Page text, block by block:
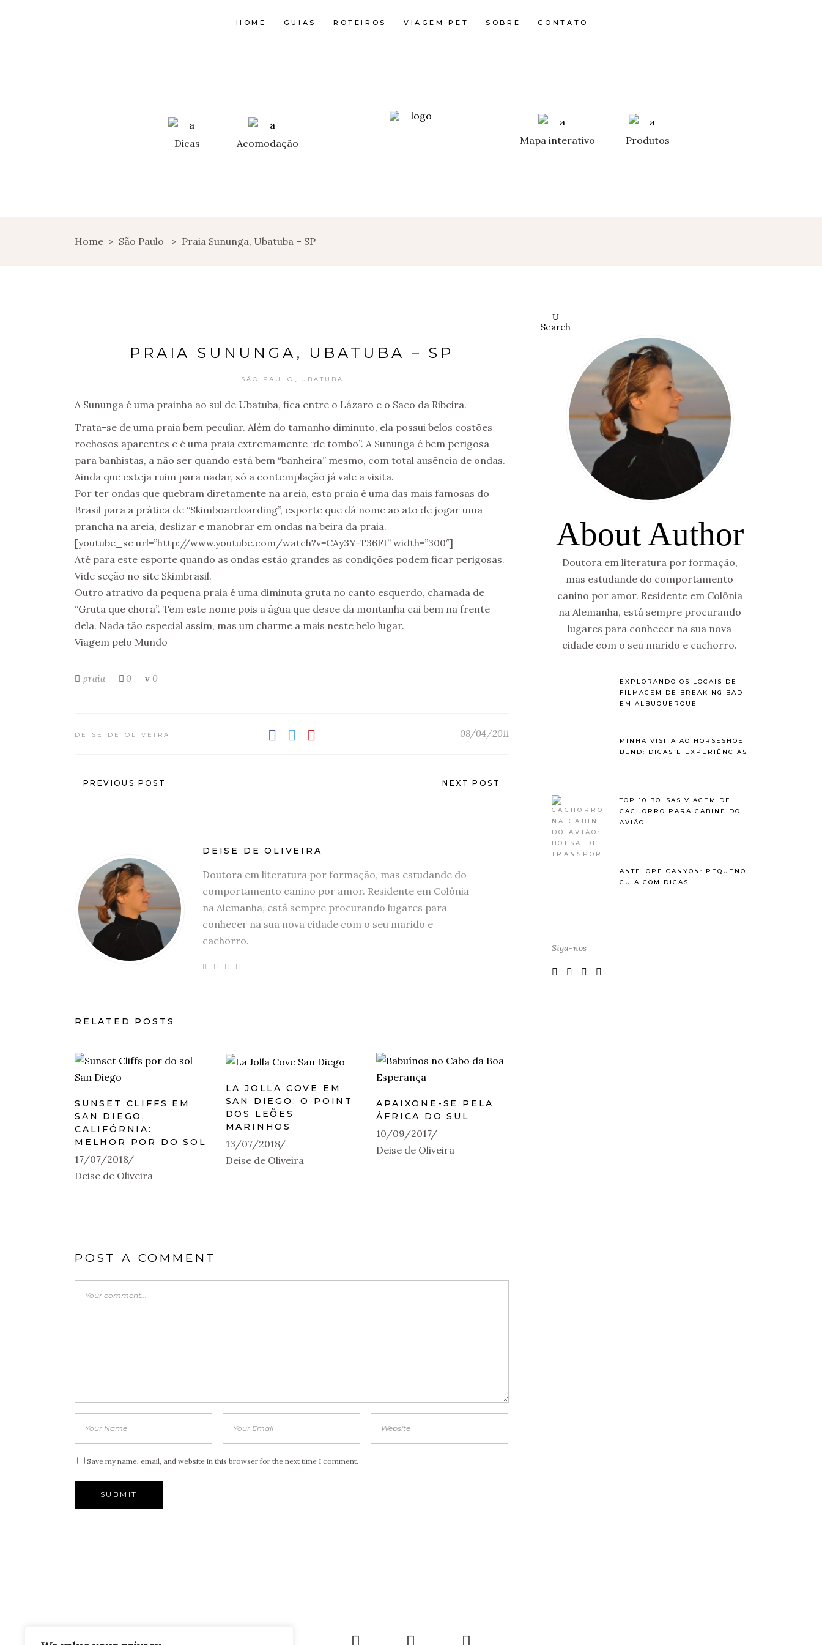
HOME GUIAS ROTEIROS VIAGEM PET SOBRE CONTATO
Dicas Acomodação Mapa interativo Produtos
Home > São Paulo > Praia Sununga, Ubatuba – SP
PRAIA SUNUNGA, UBATUBA – SP
SÃO PAULO UBATUBA
A Sununga é uma prainha ao sul de Ubatuba, fica entre o Lázaro e o Saco da Ribeira.
Trata-se de uma praia bem peculiar. Além do tamanho diminuto, ela possui belos costões
rochosos aparentes e é uma praia extremamente “de tombo”. A Sununga é bem perigosa
para banhistas, a não ser quando está bem “banheira” mesmo, com total ausência de ondas.
Ainda que esteja ruim para nadar, só a contemplação já vale a visita.
Por ter ondas que quebram diretamente na areia, esta praia é uma das mais famosas do
Brasil para a prática de “Skimboardoarding”, esporte que dá nome ao ato de jogar uma
prancha na areia, deslizar e manobrar em ondas na beira da praia.
[youtube_sc url=”http://www.youtube.com/watch?v=CAy3Y-T36FI” width=”300″]
Até para este esporte quando as ondas estão grandes as condições podem ficar perigosas.
Vide seção no site Skimbrasil.
Outro atrativo da pequena praia é uma diminuta gruta no canto esquerdo, chamada de
“Gruta que chora”. Tem este nome pois a água que desce da montanha cai bem na frente
dela. Nada tão especial assim, mas um charme a mais neste belo lugar.
Viagem pelo Mundo
praia 0 0
DEISE DE OLIVEIRA 08/04/2011
PREVIOUS POST NEXT POST
DEISE DE OLIVEIRA
Doutora em literatura por formação, mas estudande do
comportamento canino por amor. Residente em Colônia
na Alemanha, está sempre procurando lugares para
conhecer na sua nova cidade com o seu marido e
cachorro.
RELATED POSTS
SUNSET CLIFFS EM
SAN DIEGO,
CALIFÓRNIA:
MELHOR POR DO SOL
17/07/2018
Deise de Oliveira
LA JOLLA COVE EM
SAN DIEGO: O POINT
DOS LEÕES
MARINHOS
13/07/2018
Deise de Oliveira
APAIXONE-SE PELA
ÁFRICA DO SUL
10/09/2017
Deise de Oliveira
POST A COMMENT
Save my name, email, and website in this browser for the next time I comment.
Search
About Author
Doutora em literatura por formação,
mas estudande do comportamento
canino por amor. Residente em Colônia
na Alemanha, está sempre procurando
lugares para conhecer na sua nova
cidade com o seu marido e cachorro.
EXPLORANDO OS LOCAIS DE
FILMAGEM DE BREAKING BAD
EM ALBUQUERQUE
MINHA VISITA AO HORSESHOE
BEND: DICAS E EXPERIÊNCIAS
TOP 10 BOLSAS VIAGEM DE
CACHORRO PARA CABINE DO
AVIÃO
ANTELOPE CANYON: PEQUENO
GUIA COM DICAS
Siga-nos